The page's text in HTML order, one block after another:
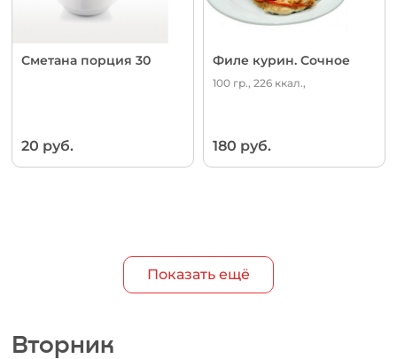
Сметана порция 30
20 руб.
Филе курин. Сочное
100 гр., 226 ккал.,
180 руб.
Показать ещё
Вторник